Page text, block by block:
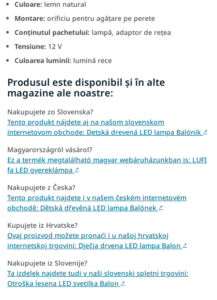
Culoare: lemn natural
Montare: orificiu pentru agățare pe perete
Conținutul pachetului: lampă, adaptor de rețea
Tensiune: 12 V
Culoarea luminii: lumină rece
Produsul este disponibil și în alte
magazine ale noastre:
Nakupujete zo Slovenska?
Tento produkt nájdete aj na našom slovenskom
internetovom obchode: Detská drevená LED lampa Balónik ↗
Magyarországról vásárol?
Ez a termék megtalálható magyar webáruházunkban is: LUFI
fa LED gyereklámpa ↗
Nakupujete z Česka?
Tento produkt najdete i v našem českém internetovém
obchodě: Dětská dřevěná LED lampa Balónek ↗
Kupujete iz Hrvatske?
Ovaj proizvod možete pronaći i u našoj hrvatskoj
internetskoj trgovini: Dječja drvena LED lampa Balon ↗
Nakupujete iz Slovenije?
Ta izdelek najdete tudi v naši slovenski spletni trgovini:
Otroška lesena LED svetilka Balon ↗